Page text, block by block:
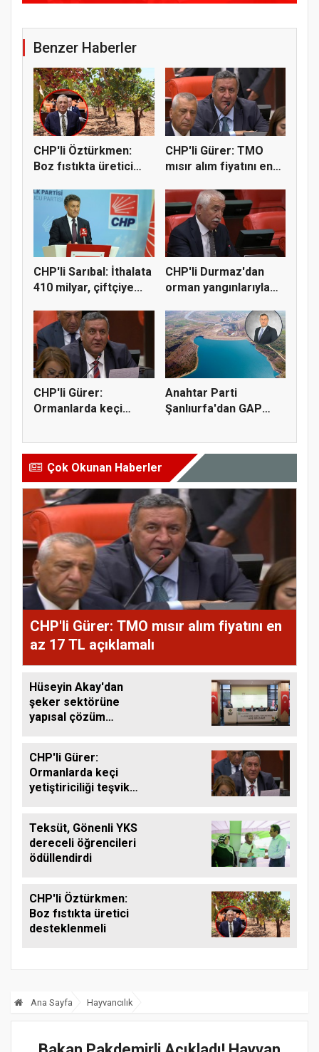
Benzer Haberler
CHP'li Öztürkmen:
Boz fıstıkta üretici
CHP'li Gürer: TMO
mısır alım fiyatını en
CHP'li Sarıbal: İthalata
410 milyar, çiftçiye...
CHP'li Durmaz'dan
orman yangınlarıyla
CHP'li Gürer:
Ormanlarda keçi
Anahtar Parti
Şanlıurfa'dan GAP
Çok Okunan Haberler
CHP'li Gürer: TMO mısır alım fiyatını en
az 17 TL açıklamalı
Hüseyin Akay'dan
şeker sektörüne
yapısal çözüm
CHP'li Gürer:
Ormanlarda keçi
yetiştiriciliği teşvik
Teksüt, Gönenli YKS
dereceli öğrencileri
ödüllendirdi
CHP'li Öztürkmen:
Boz fıstıkta üretici
desteklenmeli
Ana Sayfa Hayvancılık